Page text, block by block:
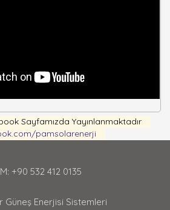
Sayfamızda Yayınlanmaktadır
pamsolarenerji
Güneş Enerjisi Sistemleri
+90 532 412 0135